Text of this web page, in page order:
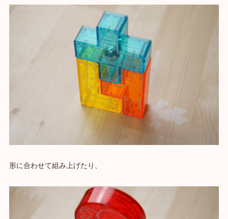
形に合わせて組み上げたり、